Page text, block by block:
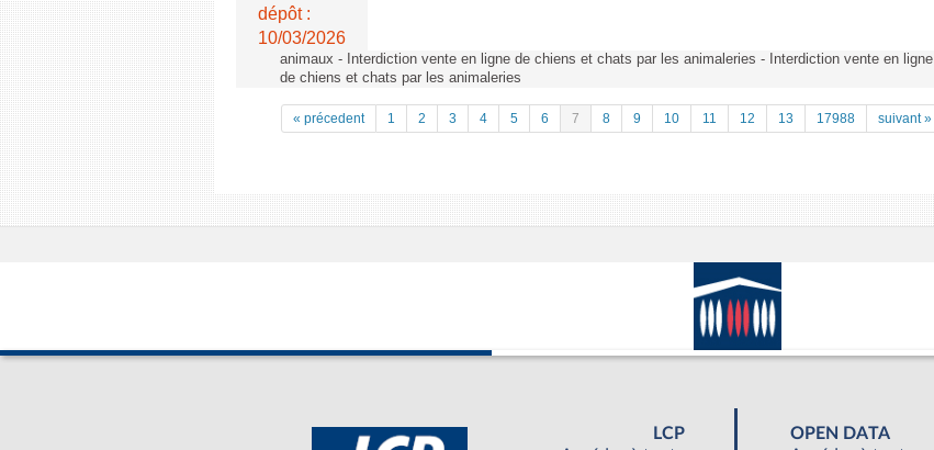
dépôt :
10/03/2026
animaux - Interdiction vente en ligne de chiens et chats par les animaleries - Interdiction vente en ligne
de chiens et chats par les animaleries
« précedent 1 2 3 4 5 6 7 8 9 10 11 12 13 17988 suivant »
LCP
OPEN DATA